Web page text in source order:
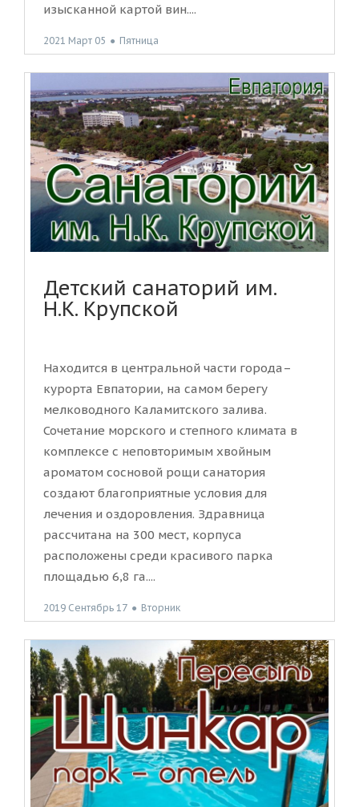
изысканной картой вин....
2021 Март 05 ● Пятница
Детский санаторий им.
Н.К. Крупской
Находится в центральной части города–
курорта Евпатории, на самом берегу
мелководного Каламитского залива.
Сочетание морского и степного климата в
комплексе с неповторимым хвойным
ароматом сосновой рощи санатория
создают благоприятные условия для
лечения и оздоровления. Здравница
рассчитана на 300 мест, корпуса
расположены среди красивого парка
площадью 6,8 га....
2019 Сентябрь 17 ● Вторник